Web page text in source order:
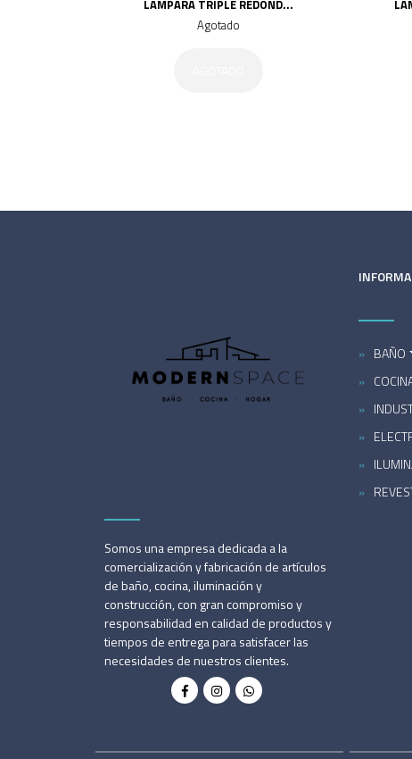
LAMPARA TRIPLE REDOND...
Agotado
Somos una empresa dedicada a la
comercialización y fabricación de artículos
de baño, cocina, iluminación y
construcción, con gran compromiso y
responsabilidad en calidad de productos y
tiempos de entrega para satisfacer las
necesidades de nuestros clientes.
BAÑO